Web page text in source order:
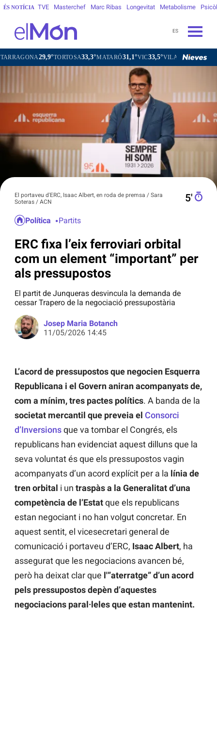
ÉS NOTÍCIA TVE Masterchef Marc Ribas Longevitat Metabolisme
ES
29,9°TORTOSA33,3°MATARÓ31,1°VIC33,5°VILAFRANCA DEL PENEDÈS
El portaveu d'ERC, Isaac Albert, en roda de premsa / Sara
Soteras / ACN
5′
Política Partits
ERC fixa l’eix ferroviari orbital
com un element “important” per
als pressupostos
El partit de Junqueras desvincula la demanda de
cessar Trapero de la negociació pressupostària
Josep Maria Botanch
11/05/2026 14:45
L’acord de pressupostos que negocien Esquerra
Republicana i el Govern aniran acompanyats de,
com a mínim, tres pactes polítics. A banda de la
societat mercantil que preveia el Consorci
d’Inversionsque va tombar el Congrés, els
republicans han evidenciat aquest dilluns que la
seva voluntat és que els pressupostos vagin
acompanyats d’un acord explícit per a la línia de
tren orbital i un traspàs a la Generalitat d’una
competència de l’Estatque els republicans
estan negociant i no han volgut concretar. En
aquest sentit, el vicesecretari general de
comunicació i portaveu d’ERC, Isaac Albert, ha
assegurat que les negociacions avancen bé,
però ha deixat clar que l'”aterratge” d’un acord
pels pressupostos depèn d’aquestes
negociacions paral·leles que estan mantenint.